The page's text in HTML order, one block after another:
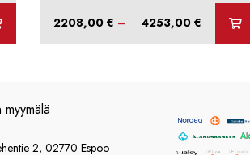
2208,00 € – 4253,00 €Hintaluokka:
2, 02770 Espoo